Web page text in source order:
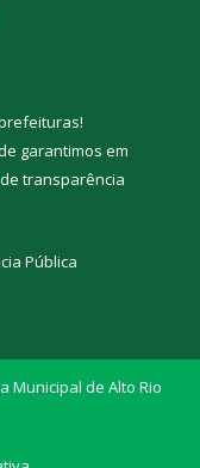
!
garantimos em
transparência
Pública
Municipal de Alto Rio